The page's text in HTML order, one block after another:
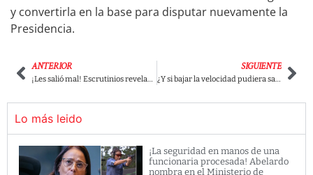
y convertirla en la base para disputar nuevamente la
Presidencia.
ANTERIOR
¡Les salió mal! Escrutinios revelan la aparición de otra curul para el Pacto Histórico tras alertas de posible fraude por parte del Presidente
SIGUIENTE
¿Y si bajar la velocidad pudiera salvar dos vidas?: “Rutas Vivas” busca que los conductores entiendan que en las carreteras habita la vida
Lo más leido
¡La seguridad en manos de una
funcionaria procesada! Abelardo
nombra en el Ministerio de